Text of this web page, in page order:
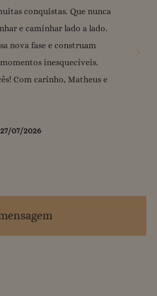
conquistas. Que nunca
e caminhar lado a lado.
nova fase e construam
inesquecíveis.
Com carinho, Matheus e
27/07/2026
& Raul"
2026
esse dia juntos. Sempre
2026